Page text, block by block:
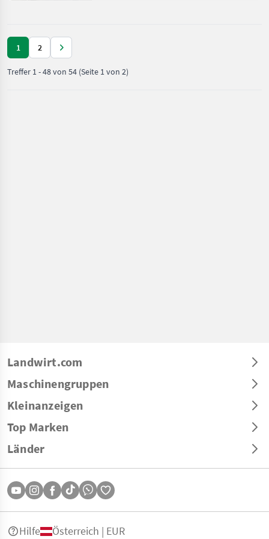
Kompletträder
1 2
Treffer 1-48von 54 (Seite 1 von 2)
Landwirt.com
Maschinengruppen
Kleinanzeigen
Top Marken
Länder
Hilfe Österreich | EUR